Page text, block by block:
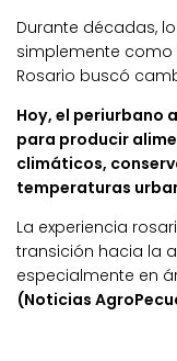
Durante décadas,
simplemente como
Rosario buscó
Hoy, el periurbano
para producir
climáticos,
temperaturas
La experiencia
transición hacia la
especialmente en
(Noticias